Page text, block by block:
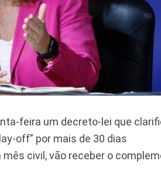
feira um decreto-lei que
off” por mais de 30 dias
civil, vão receber o